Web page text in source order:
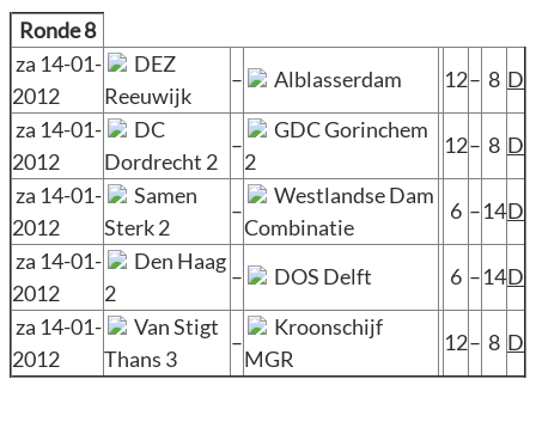
Ronde 8
za 14-01-
2012
DEZ
Reeuwijk
– Alblasserdam 12– 8 D
za 14-01-
2012
DC
Dordrecht 2
–
GDC Gorinchem
2
12– 8 D
za 14-01-
2012
Samen
Sterk 2
–
Westlandse Dam
Combinatie
6 –14D
za 14-01-
2012
Den Haag
2
– DOS Delft 6 –14D
za 14-01-
2012
Van Stigt
Thans 3
–
Kroonschijf
MGR
12– 8 D